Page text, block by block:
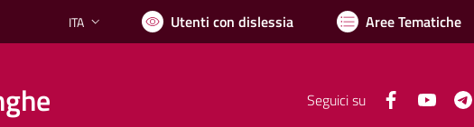
Lingua attiva:
ITA Utenti con dislessia Aree Tematiche
Seguici su FacebookYouTube